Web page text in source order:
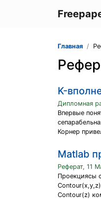
Главная
K-
Дипломная
Впервые
Корнер
Matlab
Реферат, 11
Проекциясы
Contour(x,y,z)
Contour(z)